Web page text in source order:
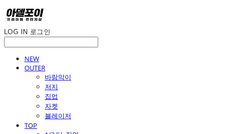
LOG IN 로그인
NEW
OUTER
바람막이
저지
집업
자켓
블레이저
TOP